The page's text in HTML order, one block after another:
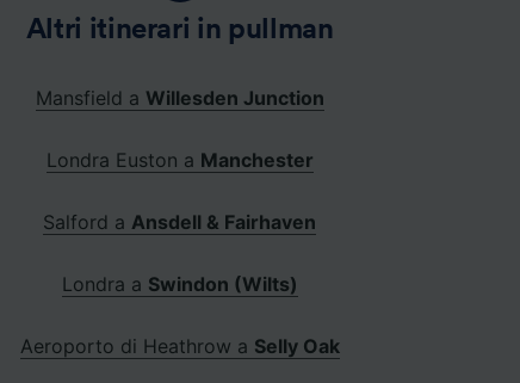
Altri itinerari in pullman
Mansfield a Willesden Junction
Londra Euston a Manchester
Salford aAnsdell & Fairhaven
Londra a Swindon (Wilts)
Aeroporto di Heathrow a Selly Oak